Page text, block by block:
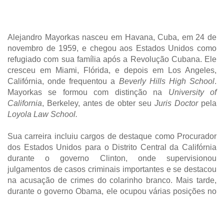
Alejandro Mayorkas nasceu em Havana, Cuba, em 24 de
novembro de 1959, e chegou aos Estados Unidos como
refugiado com sua família após a Revolução Cubana. Ele
cresceu em Miami, Flórida, e depois em Los Angeles,
Califórnia, onde frequentou a Beverly Hills High School.
Mayorkas se formou com distinção na University of
California, Berkeley, antes de obter seu Juris Doctorpela
Loyola Law School.
Sua carreira incluiu cargos de destaque como Procurador
dos Estados Unidos para o Distrito Central da Califórnia
durante o governo Clinton, onde supervisionou
julgamentos de casos criminais importantes e se destacou
na acusação de crimes do colarinho branco. Mais tarde,
durante o governo Obama, ele ocupou várias posições no